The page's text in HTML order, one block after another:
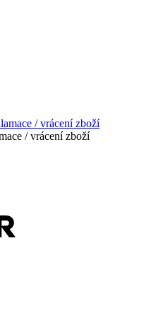
/ vrácení zboží
/ vrácení zboží